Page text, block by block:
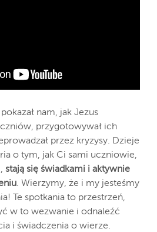
nam, jak Jezus
przygotowywał ich
przez kryzysy. Dzieje
o tym, jak Ci sami uczniowie,
stają się świadkami i aktywnie
. Wierzymy, że i my jesteśmy
Te spotkania to przestrzeń,
w to wezwanie i odnaleźć
i świadczenia o wierze.